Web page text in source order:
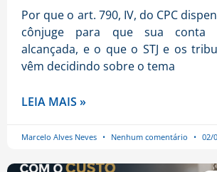
Por que o art. 790, IV, do CPC
cônjuge para que sua conta
alcançada, e o que o STJ e os
vêm decidindo sobre o tema
LEIA MAIS »
Marcelo Alves Neves Nenhum comentário 02/